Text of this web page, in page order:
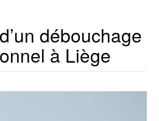
débouchage
à Liège